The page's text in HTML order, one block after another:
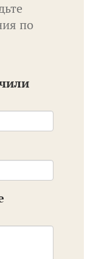
по
файла:
gif